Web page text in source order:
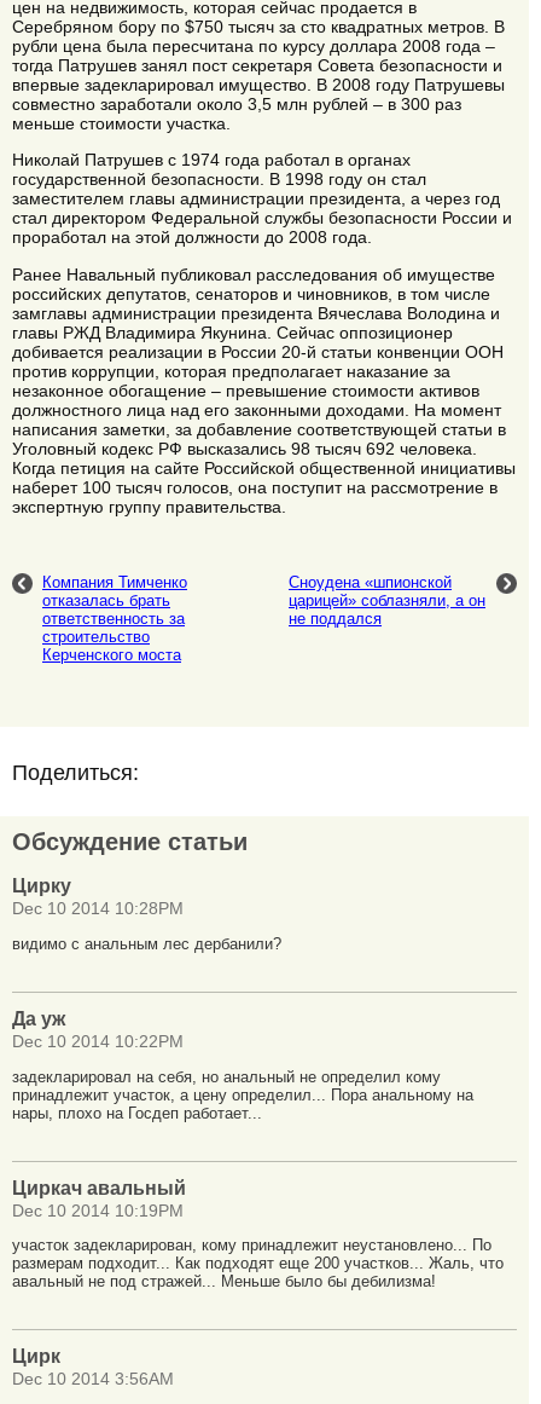
цен на недвижимость, которая сейчас продается в
Серебряном бору по $750 тысяч за сто квадратных метров. В
рубли цена была пересчитана по курсу доллара 2008 года –
тогда Патрушев занял пост секретаря Совета безопасности и
впервые задекларировал имущество. В 2008 году Патрушевы
совместно заработали около 3,5 млн рублей – в 300 раз
меньше стоимости участка.
Николай Патрушев с 1974 года работал в органах
государственной безопасности. В 1998 году он стал
заместителем главы администрации президента, а через год
стал директором Федеральной службы безопасности России и
проработал на этой должности до 2008 года.
Ранее Навальный публиковал расследования об имуществе
российских депутатов, сенаторов и чиновников, в том числе
замглавы администрации президента Вячеслава Володина и
главы РЖД Владимира Якунина. Сейчас оппозиционер
добивается реализации в России 20-й статьи конвенции ООН
против коррупции, которая предполагает наказание за
незаконное обогащение – превышение стоимости активов
должностного лица над его законными доходами. На момент
написания заметки, за добавление соответствующей статьи в
Уголовный кодекс РФ высказались 98 тысяч 692 человека.
Когда петиция на сайте Российской общественной инициативы
наберет 100 тысяч голосов, она поступит на рассмотрение в
экспертную группу правительства.
Компания Тимченко
отказалась брать
ответственность за
строительство
Керченского моста
Сноудена «шпионской
царицей» соблазняли, а он
не поддался
Поделиться:
Обсуждение статьи
Цирку
Dec 10 2014 10:28PM
видимо с анальным лес дербанили?
Да уж
Dec 10 2014 10:22PM
задекларировал на себя, но анальный не определил кому
принадлежит участок, а цену определил... Пора анальному на
нары, плохо на Госдеп работает...
Циркач авальный
Dec 10 2014 10:19PM
участок задекларирован, кому принадлежит неустановлено... По
размерам подходит... Как подходят еще 200 участков... Жаль, что
авальный не под стражей... Меньше было бы дебилизма!
Цирк
Dec 10 2014 3:56AM